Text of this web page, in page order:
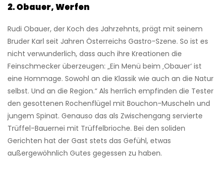
2. Obauer, Werfen
Rudi Obauer, der Koch des Jahrzehnts, prägt mit seinem
Bruder Karl seit Jahren Österreichs Gastro-Szene. So ist es
nicht verwunderlich, dass auch ihre Kreationen die
Feinschmecker überzeugen: „Ein Menü beim ‚Obauer‘ ist
eine Hommage. Sowohl an die Klassik wie auch an die Natur
selbst. Und an die Region.“ Als herrlich empfinden die Tester
den gesottenen Rochenflügel mit Bouchon-Muscheln und
jungem Spinat. Genauso das als Zwischengang servierte
Trüffel-Bauernei mit Trüffelbrioche. Bei den soliden
Gerichten hat der Gast stets das Gefühl, etwas
außergewöhnlich Gutes gegessen zu haben.